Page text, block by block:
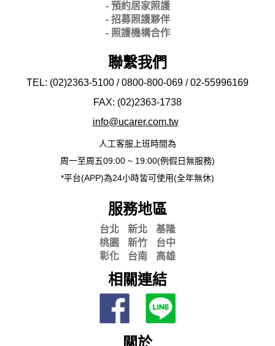
- 預約居家照護
- 招募照護夥伴
- 照護機構合作
聯繫我們
TEL: (02)2363-5100 / 0800-800-069 / 02-55996169
FAX: (02)2363-1738
info@ucarer.com.tw
人工客服上班時間為
周一至周五09:00 ~ 19:00(例假日無服務)
*平台(APP)為24小時皆可使用(全年無休)
服務地區
台北 新北
基隆
桃園
新竹
台中
彰化
台南 高雄
相關連結
關於